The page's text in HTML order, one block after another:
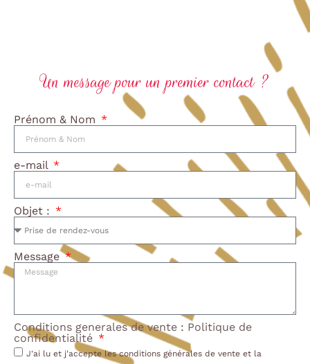
Un message pour un premier contact ?
Prénom & Nom
e-mail
Objet :
Message
Conditions generales de vente : Politique de
confidentialité
J'ai lu et j'accepte les conditions générales de vente et la